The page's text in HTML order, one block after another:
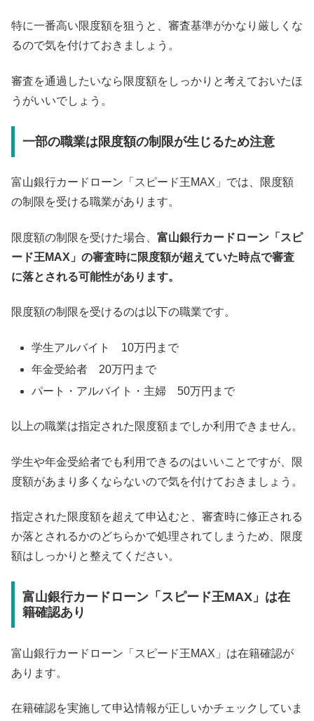
特に一番高い限度額を狙うと、審査基準がかなり厳しくな
るので気を付けておきましょう。
審査を通過したいなら限度額をしっかりと考えておいたほ
うがいいでしょう。
一部の職業は限度額の制限が生じるため注意
富山銀行カードローン「スピード王MAX」では、限度額
の制限を受ける職業があります。
限度額の制限を受けた場合、 富山銀行カードローン「スピ
ード王MAX」の審査時に限度額が超えていた時点で審査
に落とされる可能性があります。
限度額の制限を受けるのは以下の職業です。
学生アルバイト 10万円まで
年金受給者 20万円まで
パート・アルバイト・主婦 50万円まで
以上の職業は指定された限度額までしか利用できません。
学生や年金受給者でも利用できるのはいいことですが、限
度額があまり多くならないので気を付けておきましょう。
指定された限度額を超えて申込むと、審査時に修正される
か落とされるかのどちらかで処理されてしまうため、限度
額はしっかりと整えてください。
富山銀行カードローン「スピード王MAX」は在
籍確認あり
富山銀行カードローン「スピード王MAX」は在籍確認が
あります。
在籍確認を実施して申込情報が正しいかチェックしていま